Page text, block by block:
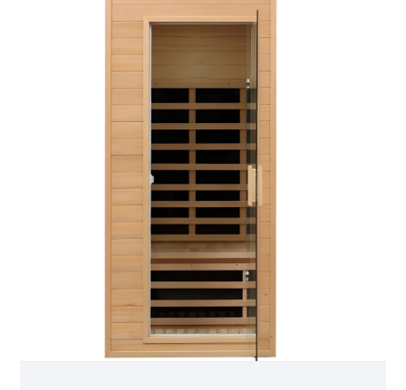
ciri suhu sing moderat, kelembapan sing sithik, lan
nggawe lingkungan sing nyaman. Malah ing suhu
sing sithik, dheweke bisa kringet kanthi efektif lan
nikmati pengalaman uap kringet sing nyaman.